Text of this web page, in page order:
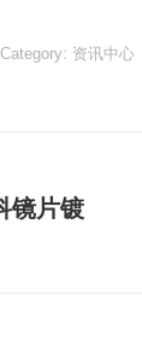
Category: 资讯中心
镜片镀